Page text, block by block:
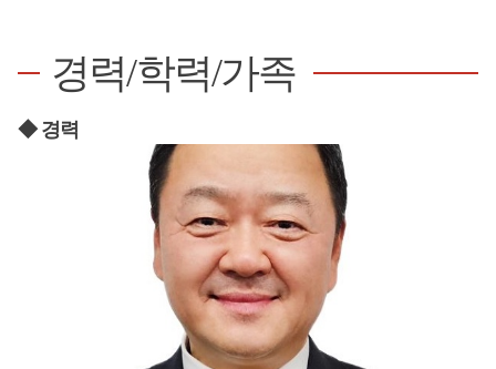
경력/학력/가족
◆ 경력